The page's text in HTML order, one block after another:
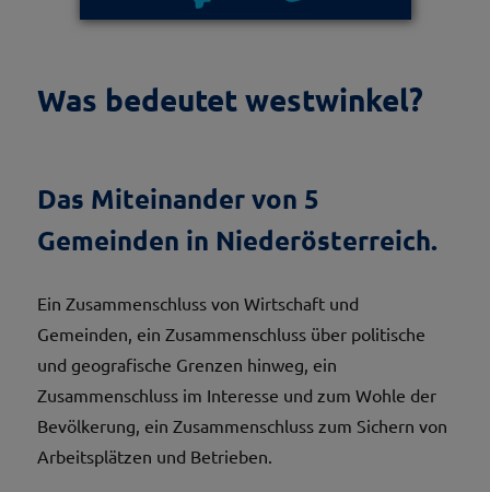
Was bedeutet westwinkel?
Das Miteinander von 5
Gemeinden in Niederösterreich.
Ein Zusammenschluss von Wirtschaft und
Gemeinden, ein Zusammenschluss über politische
und geografische Grenzen hinweg, ein
Zusammenschluss im Interesse und zum Wohle der
Bevölkerung, ein Zusammenschluss zum Sichern von
Arbeitsplätzen und Betrieben.